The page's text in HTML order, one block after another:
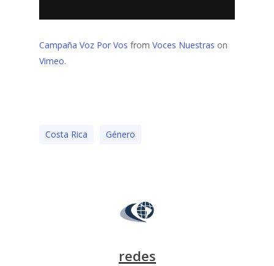
Campaña Voz Por Vos from Voces Nuestras on
Vimeo.
Costa Rica Género
redes